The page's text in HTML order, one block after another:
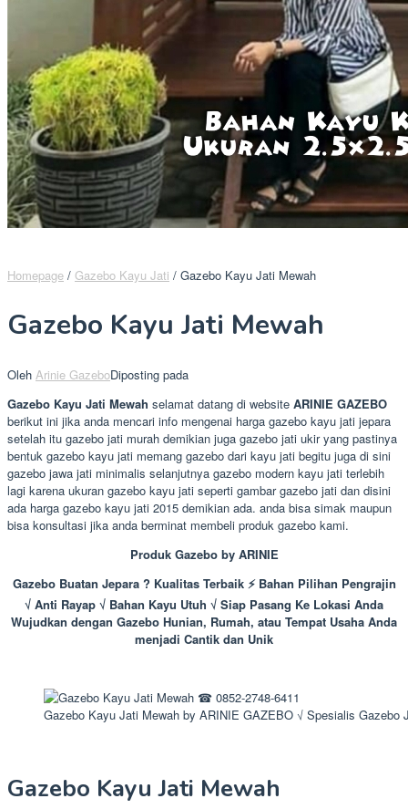
Homepage / Gazebo Kayu Jati / Gazebo Kayu Jati Mewah
Gazebo Kayu Jati Mewah
Oleh Arinie GazeboDiposting pada
Gazebo Kayu Jati Mewah selamat datang di website ARINIE GAZEBO
berikut ini jika anda mencari info mengenai harga gazebo kayu jati jepara
setelah itu gazebo jati murah demikian juga gazebo jati ukir yang pastinya
bentuk gazebo kayu jati memang gazebo dari kayu jati begitu juga di sini
gazebo jawa jati minimalis selanjutnya gazebo modern kayu jati terlebih
lagi karena ukuran gazebo kayu jati seperti gambar gazebo jati dan disini
ada harga gazebo kayu jati 2015 demikian ada. anda bisa simak maupun
bisa konsultasi jika anda berminat membeli produk gazebo kami.
Produk Gazebo by ARINIE
Gazebo Buatan Jepara ? Kualitas Terbaik ⚡ Bahan Pilihan Pengrajin
√ Anti Rayap √ Bahan Kayu Utuh √ Siap Pasang Ke Lokasi Anda
Wujudkan dengan Gazebo Hunian, Rumah, atau Tempat Usaha Anda
menjadi Cantik dan Unik
Gazebo Kayu Jati Mewah by ARINIE GAZEBO √ Spesialis Gazebo
Gazebo Kayu Jati Mewah